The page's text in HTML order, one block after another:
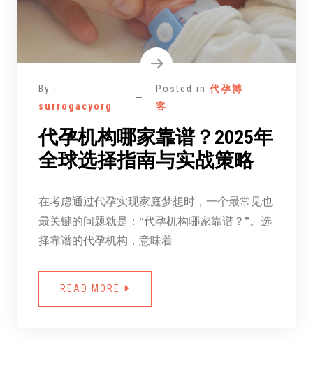
By -
surrogacyorg
Posted in代孕博
客
代孕机构哪家靠谱？2025年
全球选择指南与实战策略
在考虑通过代孕实现家庭梦想时，一个最常见也
最关键的问题就是：“代孕机构哪家靠谱？”。选
择靠谱的代孕机构，意味着
READ MORE